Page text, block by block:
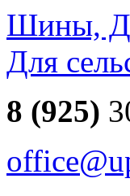
Шины,
Для
8 (925)